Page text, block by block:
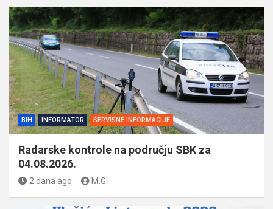
BIH INFORMATOR SERVISNE INFORMACIJE
Radarske kontrole na području SBK za
04.08.2026.
2 dana ago M.G.